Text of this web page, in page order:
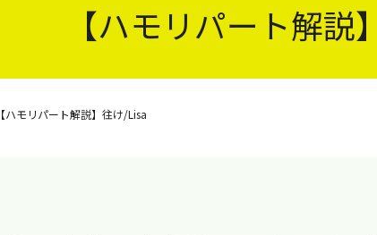
【ハモリパート解
【ハモリパート解説】往け/Lisa